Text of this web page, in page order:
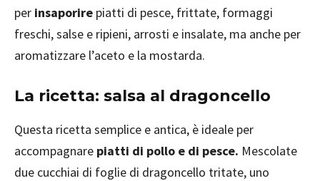
per insaporire piatti di pesce, frittate, formaggi
freschi, salse e ripieni, arrosti e insalate, ma anche per
aromatizzare l’aceto e la mostarda.
La ricetta: salsa al dragoncello
Questa ricetta semplice e antica, è ideale per
accompagnare piatti di pollo e di pesce. Mescolate
due cucchiai di foglie di dragoncello tritate, uno